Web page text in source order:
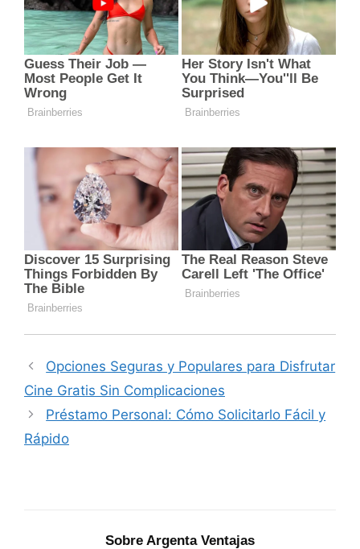
Opciones Seguras y Populares para Disfrutar
Cine Gratis Sin Complicaciones
Préstamo Personal: Cómo Solicitarlo Fácil y
Rápido
Sobre Argenta Ventajas